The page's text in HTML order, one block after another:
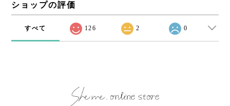
ショップの評価
すべて 126 2 0